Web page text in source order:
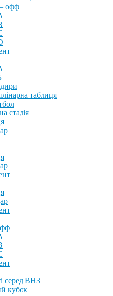
офф
таблиця
стадія
серед ВНЗ
кубок